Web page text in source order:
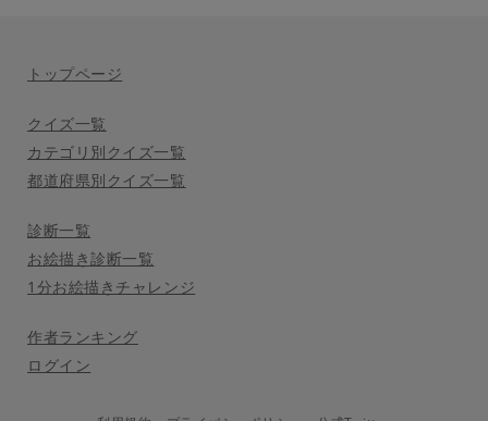
トップページ
クイズ一覧
カテゴリ別クイズ一覧
都道府県別クイズ一覧
診断一覧
お絵描き診断一覧
1分お絵描きチャレンジ
作者ランキング
ログイン